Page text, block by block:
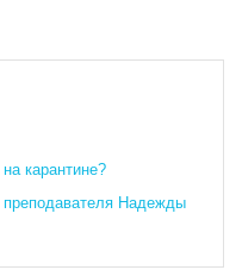
карантине?
Надежды